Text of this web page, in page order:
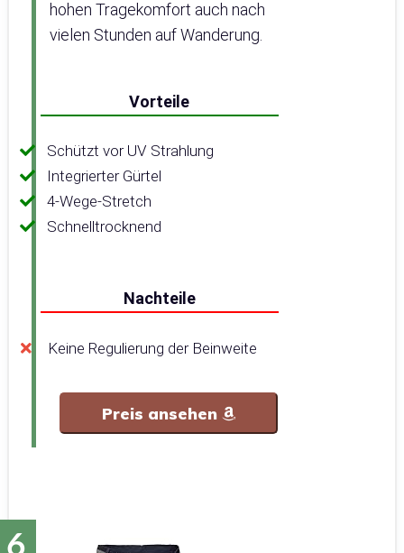
hohen Tragekomfort auch nach
vielen Stunden auf Wanderung.
Vorteile
Schützt vor UV Strahlung
Integrierter Gürtel
4-Wege-Stretch
Schnelltrocknend
Nachteile
Keine Regulierung der Beinweite
Preis ansehen